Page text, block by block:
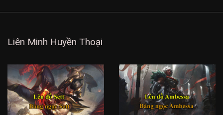
Liên Minh Huyền Thoại